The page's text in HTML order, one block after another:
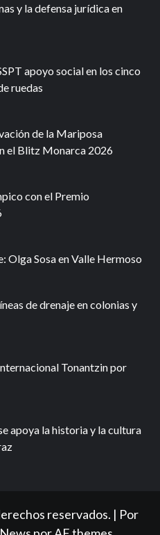
y la defensa jurídica en
apoyo social en los cinco
ruedas
de la Mariposa
el Blitz Monarca 2026
con el Premio
Olga Sosa en Valle Hermoso
de drenaje en colonias y
Tonantzin por
apoya la historia y la cultura
reservados. | Por